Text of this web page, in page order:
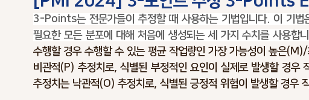
Risk Terminology Risk Benchmarking Climate Change Trends
Pendemic Risks Energy Risks Infrastructure Risks Asset Risks
3-Points는 전문가들이 추정할 때 사용하는 기법입니다. 이 기법
필요한 모든 분포에 대해 처음에 생성되는 세 가지 수치를 사용합
수행할 경우 수행할 수 있는 평균 작업량인 가장 가능성이 높은
비관적(P) 추정치로, 식별된 부정적인 요인이 실제로 발생할 경우
추정치는 낙관적(O) 추정치로, 식별된 긍정적 위험이 발생할 경우